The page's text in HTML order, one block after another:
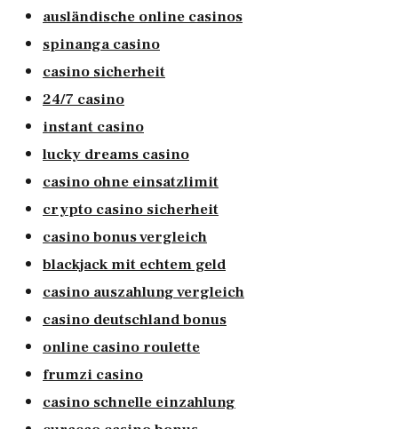
ausländische online casinos
spinanga casino
casino sicherheit
24/7 casino
instant casino
lucky dreams casino
casino ohne einsatzlimit
crypto casino sicherheit
casino bonus vergleich
blackjack mit echtem geld
casino auszahlung vergleich
casino deutschland bonus
online casino roulette
frumzi casino
casino schnelle einzahlung